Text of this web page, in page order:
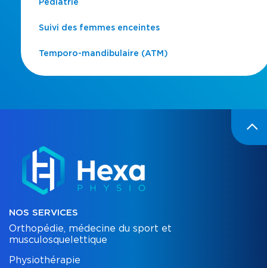
Pédiatrie
Suivi des femmes enceintes
Temporo-mandibulaire (ATM)
NOS SERVICES
Orthopédie, médecine du sport et
musculosquelettique
Physiothérapie